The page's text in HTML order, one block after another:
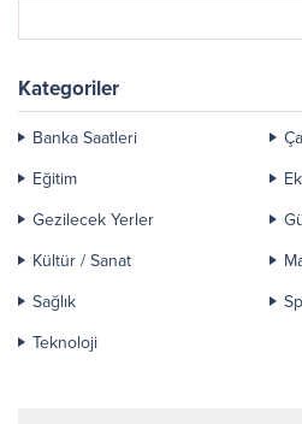
Kategoriler
Banka Saatleri
Eğitim
Gezilecek Yerler
Kültür / Sanat
Sağlık
Teknoloji